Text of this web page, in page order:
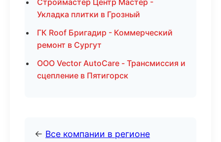
Строймастер Центр Мастер -
Укладка плитки в Грозный
ГК Roof Бригадир - Коммерческий
ремонт в Сургут
ООО Vector AutoCare - Трансмиссия и
сцепление в Пятигорск
← Все компании в регионе